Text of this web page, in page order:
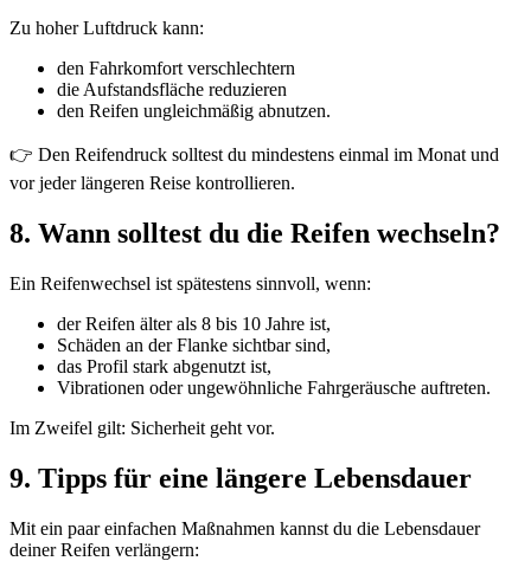
Zu hoher Luftdruck kann:
den Fahrkomfort verschlechtern
die Aufstandsfläche reduzieren
den Reifen ungleichmäßig abnutzen.
👉 Den Reifendruck solltest du mindestens einmal im Monat und
vor jeder längeren Reise kontrollieren.
8. Wann solltest du die Reifen wechseln?
Ein Reifenwechsel ist spätestens sinnvoll, wenn:
der Reifen älter als 8 bis 10 Jahre ist,
Schäden an der Flanke sichtbar sind,
das Profil stark abgenutzt ist,
Vibrationen oder ungewöhnliche Fahrgeräusche auftreten.
Im Zweifel gilt: Sicherheit geht vor.
9. Tipps für eine längere Lebensdauer
Mit ein paar einfachen Maßnahmen kannst du die Lebensdauer
deiner Reifen verlängern: